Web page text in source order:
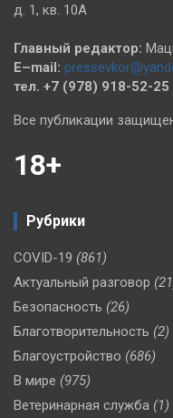
д. 1, кв. 10А
Главный редактор:
E–mail:
тел. +7 (978) 918-52-25
Все публикации
18+
Рубрики
COVID-19 (861)
Актуальный разговор
Безопасность (26)
Благотворительность (2)
Благоустройство (686)
В мире (975)
Ветеринарная служба (1)